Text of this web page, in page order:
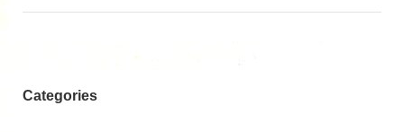
Categories